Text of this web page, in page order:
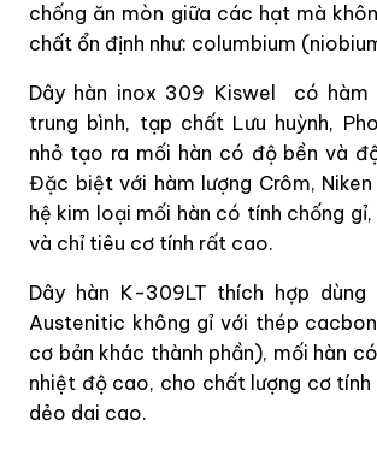
chống ăn mòn giữa các hạt mà
chất ổn định như: columbium
Dây hàn inox 309 Kiswel
có hàm
trung bình, tạp chất Lưu huỳnh,
nhỏ tạo ra mối hàn có độ bền và
Đặc biệt với hàm lượng Crôm,
hệ kim loại mối hàn có tính chống
và chỉ tiêu cơ tính rất cao.
Dây hàn K-309LT thích hợp dùng
Austenitic không gỉ với thép
cơ bản khác thành phần), mối hàn
nhiệt độ cao, cho chất lượng cơ
dẻo dai cao.